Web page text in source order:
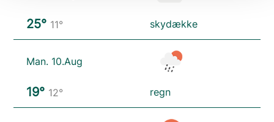
25° 11° skydække
Man. 10.Aug
19° 12° regn